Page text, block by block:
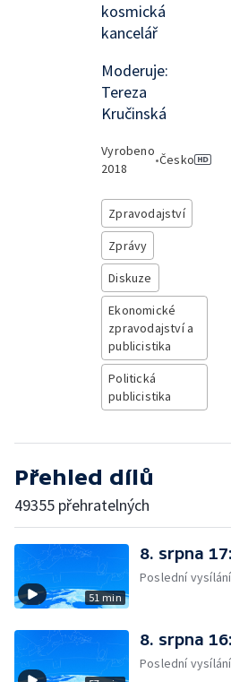
kosmická
kancelář
Moderuje:
Tereza
Kručinská
Vyrobeno
2018
•Česko
Zpravodajství
Zprávy
Diskuze
Ekonomické
zpravodajství a
publicistika
Politická
publicistika
Přehled dílů
49355 přehratelných
51 min
8. srpna
Poslední vysílání
8. srpna
Poslední vysílání